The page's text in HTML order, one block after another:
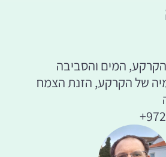
המים והסביבה
של הקרקע, הזנת הצמח